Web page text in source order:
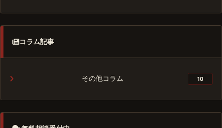
コラム記事
その他コラム 10